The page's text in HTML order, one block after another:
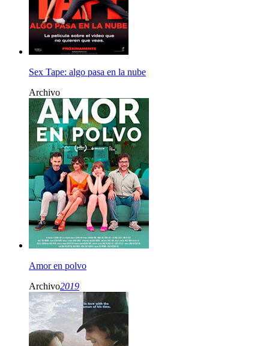
Sex Tape: algo pasa en la nube
Archivo
Amor en polvo
Archivo2019